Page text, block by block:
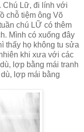
Chú Lữ, đi lính với
chỗ tiệm ông Võ
chú LỮ có thêm
Mình có xuống đây
thấy họ không tu sửa
khi xưa với các
lợp bằng mái tranh
lợp mái bằng